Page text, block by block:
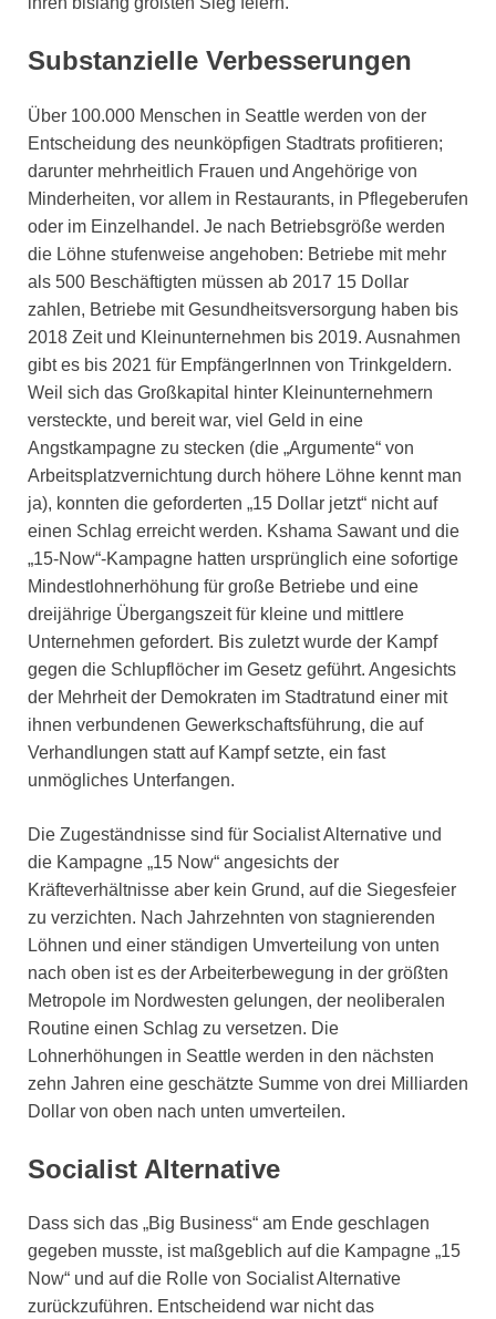
Substanzielle Verbesserungen
Über 100.000 Menschen in Seattle werden von der
Entscheidung des neunköpfigen Stadtrats profitieren;
darunter mehrheitlich Frauen und Angehörige von
Minderheiten, vor allem in Restaurants, in Pflegeberufen
oder im Einzelhandel. Je nach Betriebsgröße werden
die Löhne stufenweise angehoben: Betriebe mit mehr
als 500 Beschäftigten müssen ab 2017 15 Dollar
zahlen, Betriebe mit Gesundheitsversorgung haben bis
2018 Zeit und Kleinunternehmen bis 2019. Ausnahmen
gibt es bis 2021 für EmpfängerInnen von Trinkgeldern.
Weil sich das Großkapital hinter Kleinunternehmern
versteckte, und bereit war, viel Geld in eine
Angstkampagne zu stecken (die „Argumente“ von
Arbeitsplatzvernichtung durch höhere Löhne kennt man
ja), konnten die geforderten „15 Dollar jetzt“ nicht auf
einen Schlag erreicht werden. Kshama Sawant und die
„15-Now“-Kampagne hatten ursprünglich eine sofortige
Mindestlohnerhöhung für große Betriebe und eine
dreijährige Übergangszeit für kleine und mittlere
Unternehmen gefordert. Bis zuletzt wurde der Kampf
gegen die Schlupflöcher im Gesetz geführt. Angesichts
der Mehrheit der Demokraten im Stadtratund einer mit
ihnen verbundenen Gewerkschaftsführung, die auf
Verhandlungen statt auf Kampf setzte, ein fast
unmögliches Unterfangen.
Die Zugeständnisse sind für Socialist Alternative und
die Kampagne „15 Now“ angesichts der
Kräfteverhältnisse aber kein Grund, auf die Siegesfeier
zu verzichten. Nach Jahrzehnten von stagnierenden
Löhnen und einer ständigen Umverteilung von unten
nach oben ist es der Arbeiterbewegung in der größten
Metropole im Nordwesten gelungen, der neoliberalen
Routine einen Schlag zu versetzen. Die
Lohnerhöhungen in Seattle werden in den nächsten
zehn Jahren eine geschätzte Summe von drei Milliarden
Dollar von oben nach unten umverteilen.
Socialist Alternative
Dass sich das „Big Business“ am Ende geschlagen
gegeben musste, ist maßgeblich auf die Kampagne „15
Now“ und auf die Rolle von Socialist Alternative
zurückzuführen. Entscheidend war nicht das